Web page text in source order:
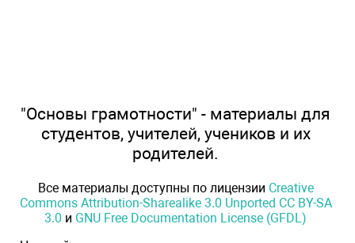
"Основы грамотности" - материалы для
студентов, учителей, учеников и их
родителей.
Все материалы доступны по лицензии Creative
Commons Attribution-Sharealike 3.0 Unported CC BY-SA
3.0 и GNU Free Documentation License (GFDL)